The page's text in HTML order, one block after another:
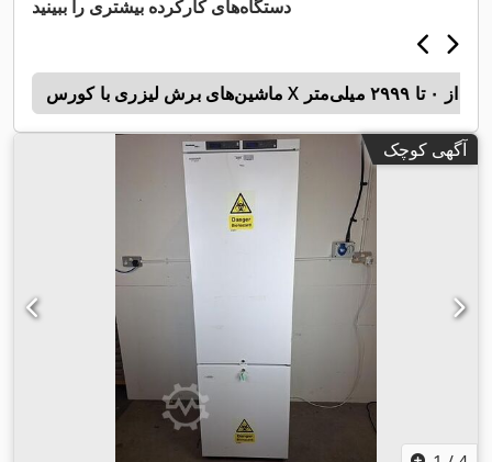
دستگاه‌های کارکرده بیشتری را ببینید
ماشین‌های برش لیزری با کورس X از ۰ تا ۲۹۹۹ میلی‌متر
آگهی کوچک